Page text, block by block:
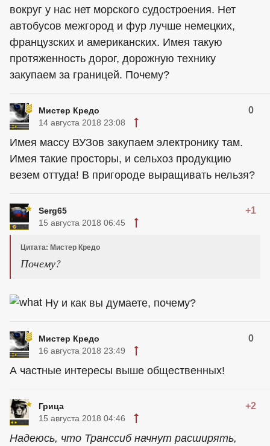
вокруг у нас нет морского судостроения. Нет
автобусов межгород и фур лучше немецких,
французских и американских. Имея такую
протяженность дорог, дорожную технику
закупаем за границей. Почему?
Мистер Кредо 0
14 августа 2018 23:08
Имея массу ВУЗов закупаем электронику там.
Имея такие просторы, и сельхоз продукцию
везем оттуда! В пригороде выращивать нельзя?
Serg65 +1
15 августа 2018 06:45
Цитата: Мистер Кредо
Почему?
Ну и как вы думаете, почему?
Мистер Кредо 0
16 августа 2018 23:49
А частные интересы выше общественных!
Грица +2
15 августа 2018 04:46
Надеюсь, что Транссиб начнут расширять,